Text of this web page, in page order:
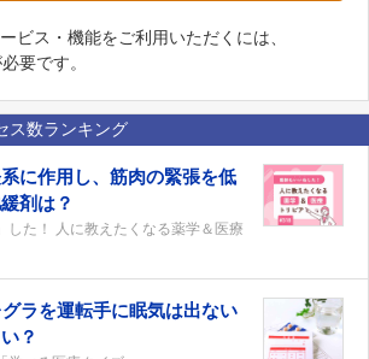
ビス・機能をご利用いただくには、
要です。
数ランキング
に作用し、筋肉の緊張を低
剤は？
した！ 人に教えたくなる薬学＆医療
ラを運転手に眠気は出ない
？